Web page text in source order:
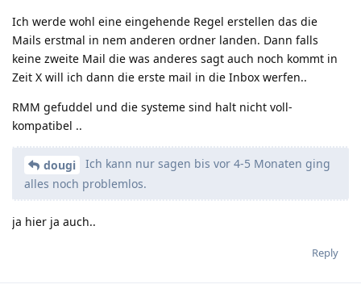
Ich werde wohl eine eingehende Regel erstellen das die
Mails erstmal in nem anderen ordner landen. Dann falls
keine zweite Mail die was anderes sagt auch noch kommt in
Zeit X will ich dann die erste mail in die Inbox werfen..
RMM gefuddel und die systeme sind halt nicht voll-
kompatibel ..
dougi
Ich kann nur sagen bis vor 4-5 Monaten ging
alles noch problemlos.
ja hier ja auch..
Reply